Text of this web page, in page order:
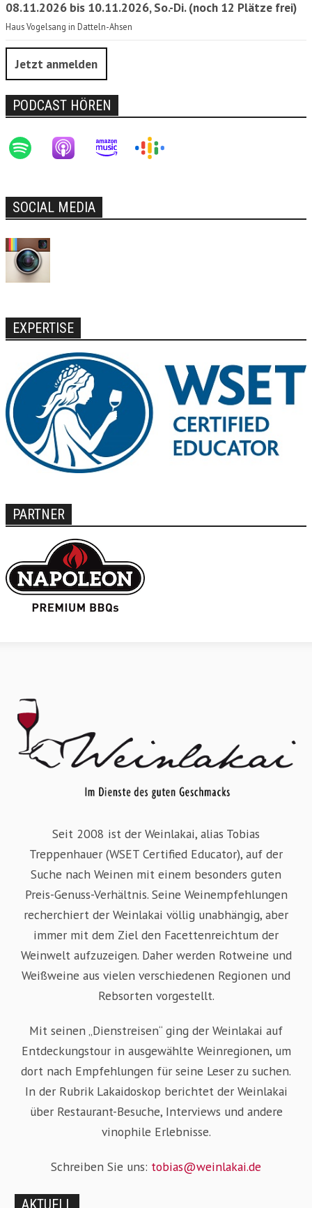
08.11.2026 bis 10.11.2026, So.-Di. (noch 12 Plätze frei)
Haus Vogelsang in Datteln-Ahsen
Jetzt anmelden
PODCAST HÖREN
SOCIAL MEDIA
EXPERTISE
PARTNER
Seit 2008 ist der Weinlakai, alias Tobias
Treppenhauer (WSET Certified Educator), auf der
Suche nach Weinen mit einem besonders guten
Preis-Genuss-Verhältnis. Seine Weinempfehlungen
recherchiert der Weinlakai völlig unabhängig, aber
immer mit dem Ziel den Facettenreichtum der
Weinwelt aufzuzeigen. Daher werden Rotweine und
Weißweine aus vielen verschiedenen Regionen und
Rebsorten vorgestellt.
Mit seinen „Dienstreisen“ ging der Weinlakai auf
Entdeckungstour in ausgewählte Weinregionen, um
dort nach Empfehlungen für seine Leser zu suchen.
In der Rubrik Lakaidoskop berichtet der Weinlakai
über Restaurant-Besuche, Interviews und andere
vinophile Erlebnisse.
Schreiben Sie uns: tobias@weinlakai.de
AKTUELL